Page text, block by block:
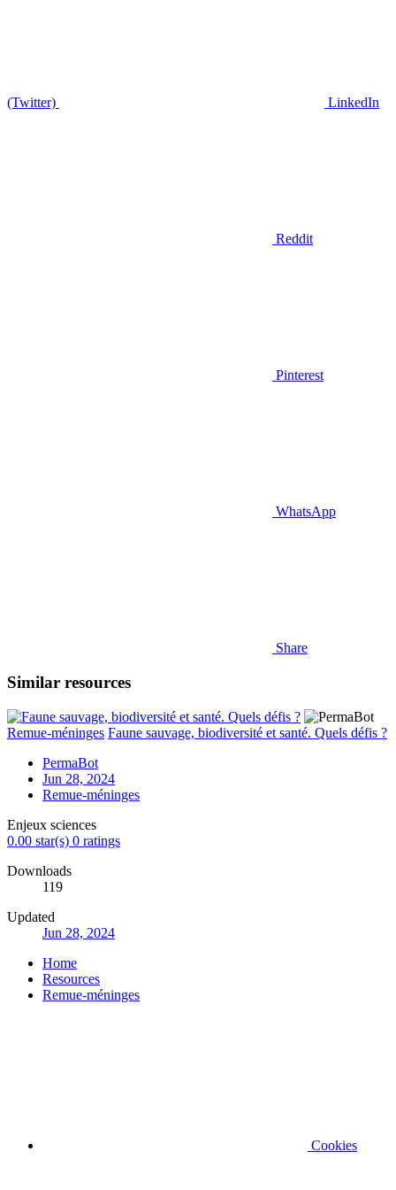
(Twitter) LinkedIn
Reddit
Pinterest
WhatsApp
Share
Similar resources
Remue-méninges Faune sauvage, biodiversité et santé. Quels défis ?
PermaBot
Jun 28, 2024
Remue-méninges
Enjeux sciences
0.00 star(s) 0 ratings
Downloads
119
Updated
Jun 28, 2024
Home
Resources
Remue-méninges
Cookies